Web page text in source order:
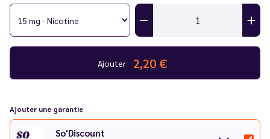
Ajouter 2,20 €
Ajouter une garantie
So'Discount